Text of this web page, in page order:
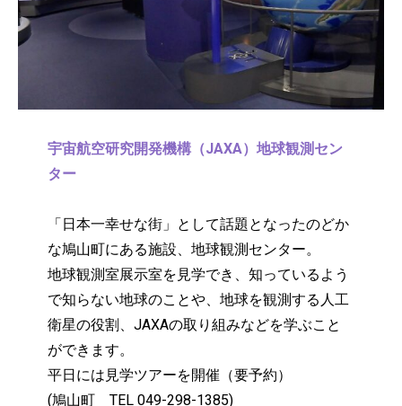
宇宙航空研究開発機構（JAXA）地球観測セン
ター
「日本一幸せな街」として話題となったのどか
な鳩山町にある施設、地球観測センター。
地球観測室展示室を見学でき、知っているよう
で知らない地球のことや、地球を観測する人工
衛星の役割、JAXAの取り組みなどを学ぶこと
ができます。
平日には見学ツアーを開催（要予約）
(鳩山町 TEL 049-298-1385)